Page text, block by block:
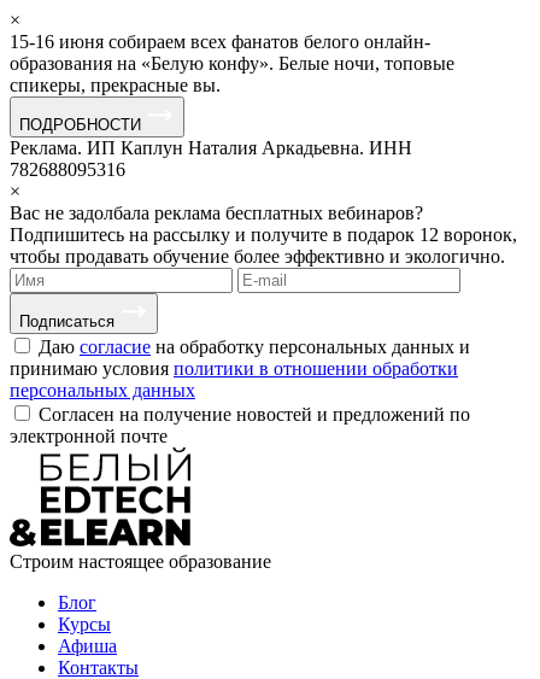
×
15-16 июня собираем всех фанатов белого онлайн-
образования на «Белую конфу». Белые ночи, топовые
спикеры, прекрасные вы.
ПОДРОБНОСТИ
Реклама. ИП Каплун Наталия Аркадьевна. ИНН
782688095316
×
Вас не задолбала реклама бесплатных вебинаров?
Подпишитесь на рассылку и получите в подарок 12 воронок,
чтобы продавать обучение более эффективно и экологично.
Подписаться
Даю согласие на обработку персональных данных и
принимаю условия политики в отношении обработки
персональных данных
Согласен на получение новостей и предложений по
электронной почте
Строим настоящее образование
Блог
Курсы
Афиша
Контакты